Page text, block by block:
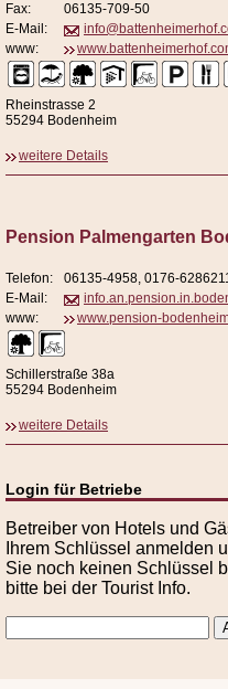
Fax:
06135-709-50
E-Mail:
www:
Rheinstrasse 2
55294 Bodenheim
weitere Details
Pension Palmengarten
Telefon:
06135-4958, 0176-
E-Mail:
www:
www.pension-
Schillerstraße 38a
55294 Bodenheim
weitere Details
Login für Betriebe
Betreiber von Hotels und
Ihrem Schlüssel anmelden
Sie noch keinen Schlüssel
bitte bei der Tourist Info.